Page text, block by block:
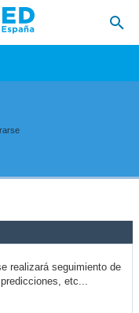
realizará seguimiento de
etc...